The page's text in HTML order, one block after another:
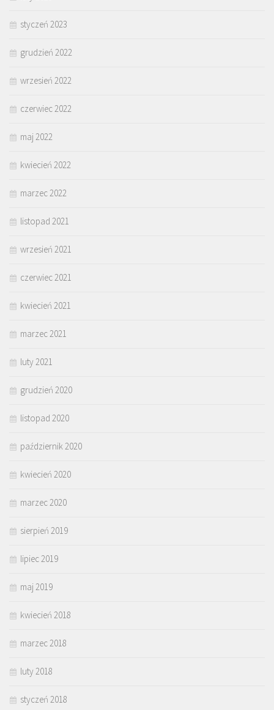
styczeń 2023
grudzień 2022
wrzesień 2022
czerwiec 2022
maj 2022
kwiecień 2022
marzec 2022
listopad 2021
wrzesień 2021
czerwiec 2021
kwiecień 2021
marzec 2021
luty 2021
grudzień 2020
listopad 2020
październik 2020
kwiecień 2020
marzec 2020
sierpień 2019
lipiec 2019
maj 2019
kwiecień 2018
marzec 2018
luty 2018
styczeń 2018